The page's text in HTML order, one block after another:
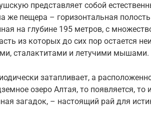
представляет собой
же пещера – горизонтальная
на глубине 195 метров, с
из которых до сих пор остается
сталактитами и летучими мышами.
затапливает, а
озеро Алтая, то появляется,
загадок, – настоящий рай для